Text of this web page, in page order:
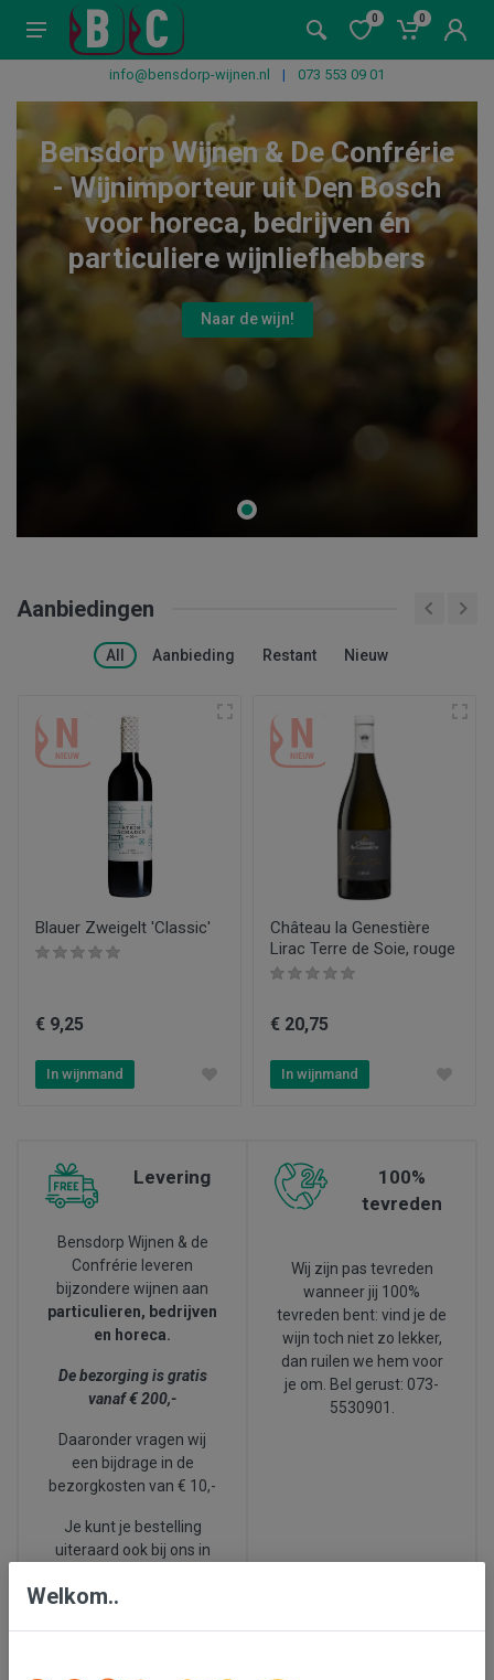
0 0
info@bensdorp-wijnen.nl | 073 553 09 01
Bensdorp Wijnen & De Confrérie
- Wijnimporteur uit Den Bosch
voor horeca, bedrijven én
particuliere wijnliefhebbers
Naar de wijn!
Aanbiedingen
All Aanbieding Restant Nieuw
Blauer Zweigelt 'Classic'
€ 9,25
In wijnmand
Château la Genestière
Lirac Terre de Soie, rouge
€ 20,75
In wijnmand
Levering
Bensdorp Wijnen & de
Confrérie leveren
bijzondere wijnen aan
particulieren, bedrijven
en horeca.
De bezorging is gratis
vanaf € 200,-
Daaronder vragen wij
een bijdrage in de
bezorgkosten van € 10,-
Je kunt je bestelling
uiteraard ook bij ons in
100%
tevreden
Wij zijn pas tevreden
wanneer jij 100%
tevreden bent: vind je de
wijn toch niet zo lekker,
dan ruilen we hem voor
je om. Bel gerust: 073-
5530901.
Welkom..